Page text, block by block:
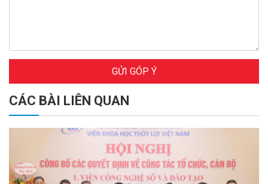
GỬI GÓP Ý
CÁC BÀI LIÊN QUAN